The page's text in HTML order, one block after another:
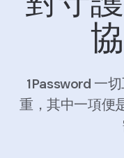
1Password 一
重，其中一項便